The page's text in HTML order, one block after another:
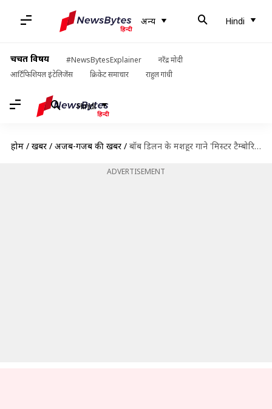
अन्य Hindi
चर्चित विषय #NewsBytesExplainer
नरेंद्र मोदी
आर्टिफिशियल इंटेलिजेंस
क्रिकेट समाचार राहुल गांधी
Hindi
होम / खबरें / अजब-गजब की खबरें / बॉब डिलन के मशहूर गाने 'मिस्टर टैम्बोरिन मैन' की लिखित लिरिक्स हुई नीलाम, करोड़ों में कीमत
ADVERTISEMENT